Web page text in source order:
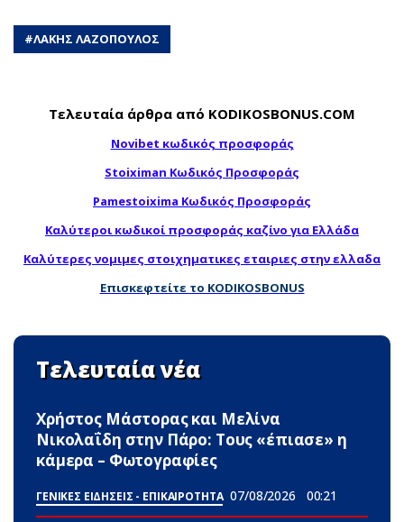
#ΛΑΚΗΣ ΛΑΖΟΠΟΥΛΟΣ
Τελευταία άρθρα από KODIKOSBONUS.COM
Novibet κωδικός προσφοράς
Stoiximan Κωδικός Προσφοράς
Pamestoixima Κωδικός Προσφοράς
Καλύτεροι κωδικοί προσφοράς καζίνο για Ελλάδα
Καλύτερες νομιμες στοιχηματικες εταιριες στην ελλαδα
Επισκεφτείτε το KODIKOSBONUS
Τελευταία νέα
Χρήστος Μάστορας και Μελίνα
Νικολαΐδη στην Πάρο: Τους «έπιασε» η
κάμερα – Φωτογραφίες
ΓΕΝΙΚΕΣ ΕΙΔΗΣΕΙΣ - ΕΠΙΚΑΙΡΟΤΗΤΑ 07/08/2026 00:21